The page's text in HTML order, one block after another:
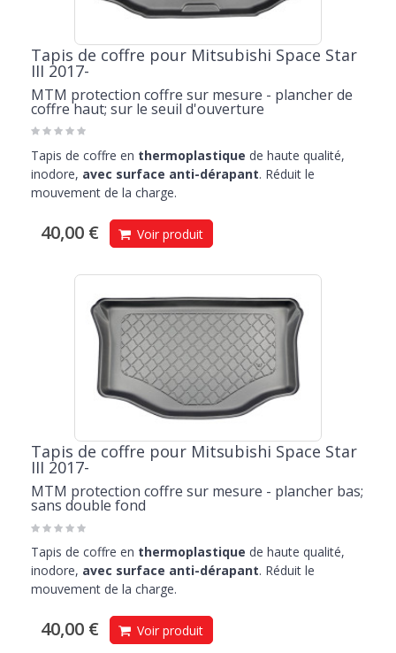
Tapis de coffre pour Mitsubishi Space Star
III 2017-
MTM protection coffre sur mesure - plancher de
coffre haut; sur le seuil d'ouverture
Tapis de coffre en thermoplastique de haute qualité,
inodore, avec surface anti-dérapant. Réduit le
mouvement de la charge.
40,00 € Voir produit
Tapis de coffre pour Mitsubishi Space Star
III 2017-
MTM protection coffre sur mesure - plancher bas;
sans double fond
Tapis de coffre en thermoplastique de haute qualité,
inodore, avec surface anti-dérapant. Réduit le
mouvement de la charge.
40,00 € Voir produit